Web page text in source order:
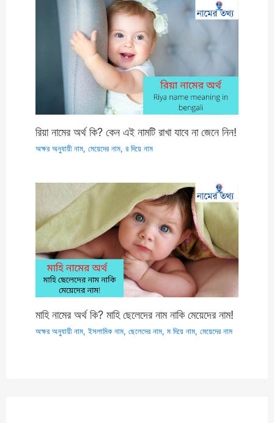
রিয়া নামের অর্থ কি? কেন এই নামটি রাখা যাবে না জেনে নিন!
অক্ষর অনুযায়ী নাম,মেয়েদের নাম,র দিয়ে নাম
মাহি নামের অর্থ কি? মাহি ছেলেদের নাম নাকি মেয়েদের নাম!
অক্ষর অনুযায়ী নাম,ইসলামিক নাম,ছেলেদের নাম,ম দিয়ে নাম,মেয়েদের নাম